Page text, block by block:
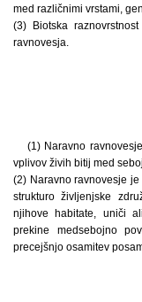
med različnimi vrstami,
(3) Biotska
ravnovesja.
(1) Naravno
vplivov živih bitij med
(2) Naravno ravnovesje
strukturo življenjske
njihove habitate, uniči
prekine medsebojno
precejšnjo osamitev